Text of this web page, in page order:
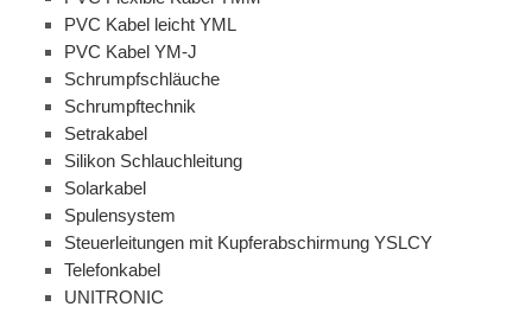
PVC Kabel leicht YML
PVC Kabel YM-J
Schrumpfschläuche
Schrumpftechnik
Setrakabel
Silikon Schlauchleitung
Solarkabel
Spulensystem
Steuerleitungen mit Kupferabschirmung YSLCY
Telefonkabel
UNITRONIC